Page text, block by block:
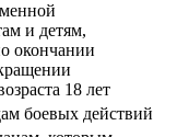
и детям,
окончании
18 лет
боевых действий